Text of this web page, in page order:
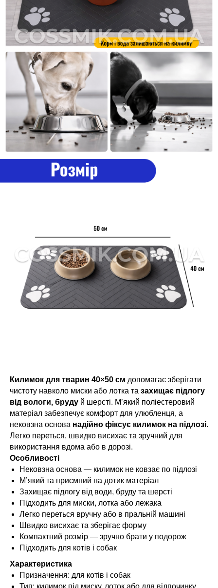
Килимок для тварин 40×50 см допомагає зберігати
чистоту навколо миски або лотка та захищає підлогу
від вологи, бруду й шерсті. М’який поліестеровий
матеріал забезпечує комфорт для улюбленця, а
нековзна основа надійно фіксує килимок на підлозі.
Легко переться, швидко висихає та зручний для
використання вдома або в дорозі.
Особливості
Нековзна основа — килимок не ковзає по підлозі
М’який та приємний на дотик матеріал
Захищає підлогу від води, бруду та шерсті
Підходить для миски, лотка або лежака
Легко переться вручну або в пральній машині
Швидко висихає та зберігає форму
Компактний розмір — зручно брати у подорож
Підходить для котів і собак
Характеристика
Призначення: для котів і собак